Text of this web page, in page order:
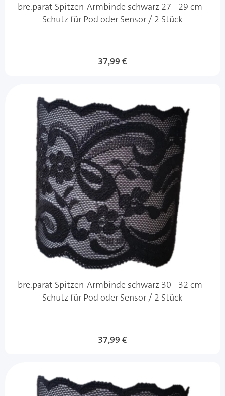
bre.parat Spitzen-Armbinde schwarz 27 - 29 cm -
Schutz für Pod oder Sensor / 2 Stück
37,99 €
bre.parat Spitzen-Armbinde schwarz 30 - 32 cm -
Schutz für Pod oder Sensor / 2 Stück
37,99 €